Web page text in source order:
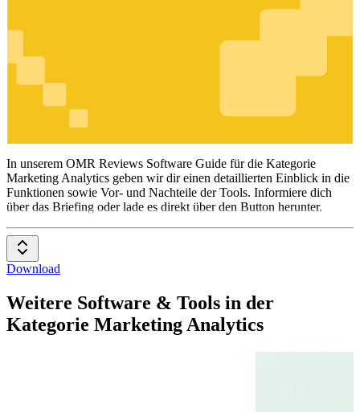
MarketingAnalytics
In unserem OMR Reviews Software Guide für die Kategorie
Marketing Analytics geben wir dir einen detaillierten Einblick in die
Funktionen sowie Vor- und Nachteile der Tools. Informiere dich
über das Briefing oder lade es direkt über den Button herunter.
Download
Weitere Software & Tools in der
Kategorie Marketing Analytics